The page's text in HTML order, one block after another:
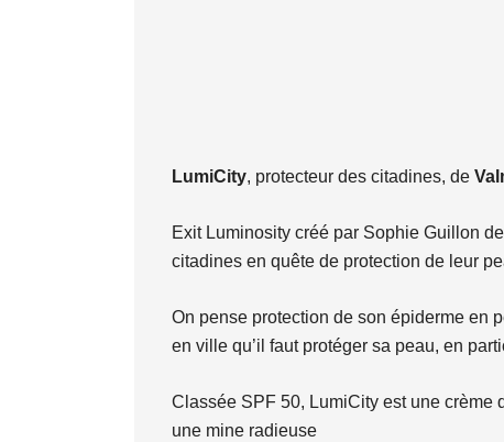
LumiCity, protecteur des citadines, de
Exit Luminosity créé par Sophie Guillon
citadines en quête de protection de leur
On pense protection de son épiderme en
en ville qu’il faut protéger sa peau, en
Classée SPF 50, LumiCity est une crème
une mine radieuse